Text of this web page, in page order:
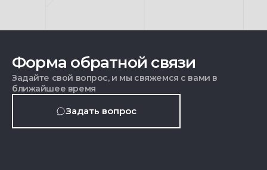
Форма обратной связи
Задайте свой вопрос, и мы свяжемся с вами в
ближайшее время
Задать вопрос